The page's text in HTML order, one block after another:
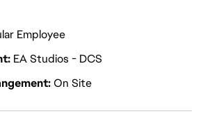
Employee
EA Studios - DCS
On Site